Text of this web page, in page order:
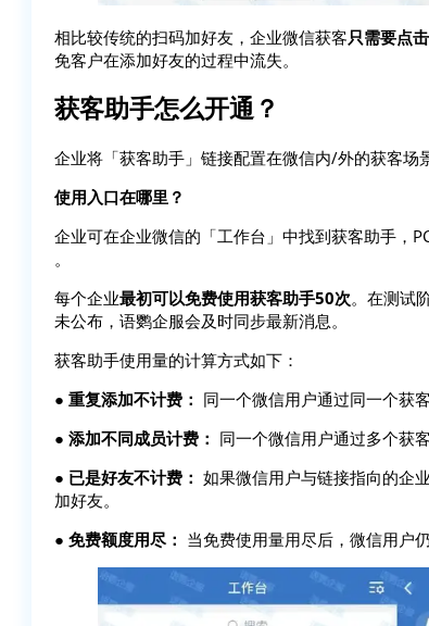
相比较传统的扫码加好友，企业微信获客只需要点
免客户在添加好友的过程中流失。
获客助手怎么开通？
企业将「获客助手」链接配置在微信内/外的获客场
使用入口在哪里？
企业可在企业微信的「工作台」中找到获客助手，
。
每个企业最初可以免费使用获客助手50次。在测试
未公布，语鹦企服会及时同步最新消息。
获客助手使用量的计算方式如下：
● 重复添加不计费： 同一个微信用户通过同一个获
● 添加不同成员计费： 同一个微信用户通过多个获
● 已是好友不计费： 如果微信用户与链接指向的企
加好友。
● 免费额度用尽： 当免费使用量用尽后，微信用户